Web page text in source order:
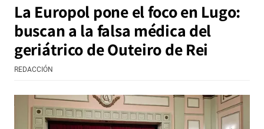
La Europol pone el foco en Lugo:
buscan a la falsa médica del
geriátrico de Outeiro de Rei
REDACCIÓN